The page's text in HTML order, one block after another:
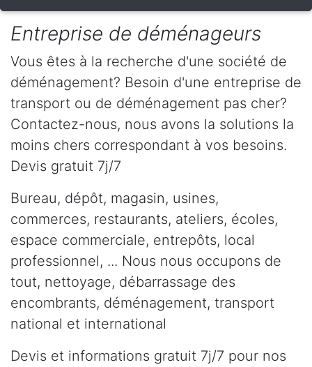
Entreprise de déménageurs
Vous êtes à la recherche d'une société de
déménagement? Besoin d'une entreprise de
transport ou de déménagement pas cher?
Contactez-nous, nous avons la solutions la
moins chers correspondant à vos besoins.
Devis gratuit 7j/7
Bureau, dépôt, magasin, usines,
commerces, restaurants, ateliers, écoles,
espace commerciale, entrepôts, local
professionnel, ... Nous nous occupons de
tout, nettoyage, débarrassage des
encombrants, déménagement, transport
national et international
Devis et informations gratuit 7j/7 pour nos